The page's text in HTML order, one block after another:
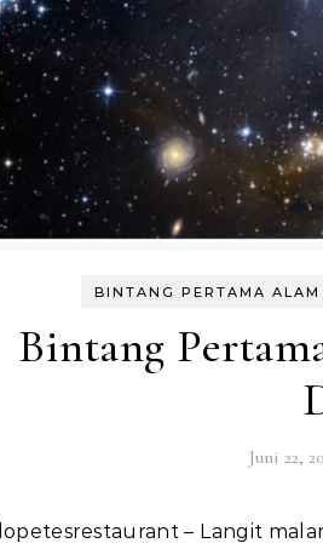
BINTANG PERTAMA ALAM
Bintang
Juni 22,